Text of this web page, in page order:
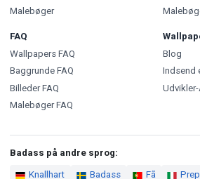
Malebøger
FAQ
Wallpapers FAQ
Baggrunde FAQ
Billeder FAQ
Malebøger FAQ
Blog
Indsend
Udvikler-
Badass på andre sprog:
Knallhart Badass Fã